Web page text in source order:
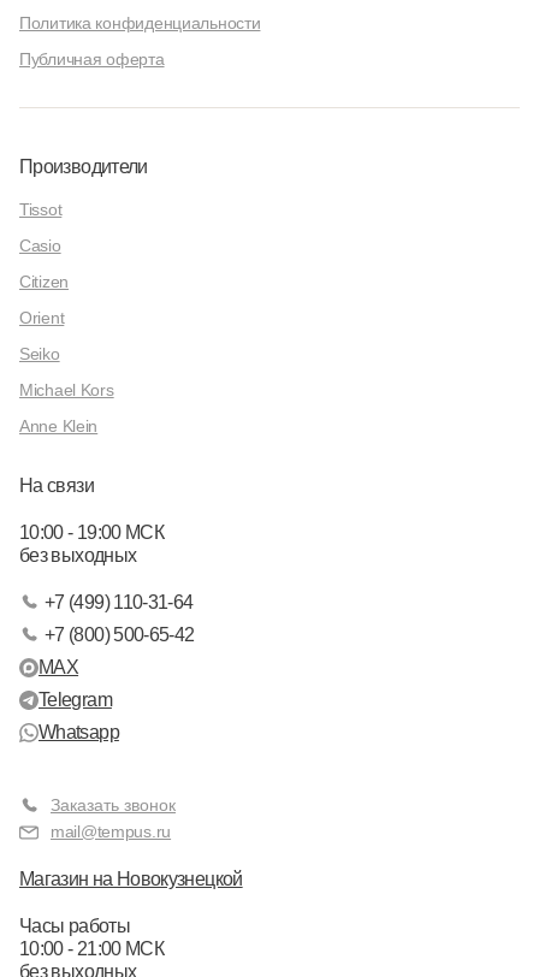
Политика конфиденциальности
Публичная оферта
Производители
Tissot
Casio
Citizen
Orient
Seiko
Michael Kors
Anne Klein
На связи
10:00 - 19:00 МСК
без выходных
+7 (499) 110-31-64
+7 (800) 500-65-42
MAX
Telegram
Whatsapp
Заказать звонок
mail@tempus.ru
Магазин на Новокузнецкой
Часы работы
10:00 - 21:00 МСК
без выходных